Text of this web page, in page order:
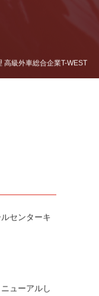
級外車総合企業T-WEST
センターキ
ューアルし